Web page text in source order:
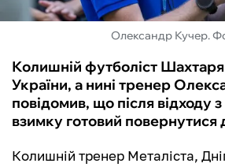
Олександр Кучер.
Колишній футболіст Шахтаря
України, а нині тренер
повідомив, що після відходу
взимку готовий повернутися
Колишній тренер Металіста,